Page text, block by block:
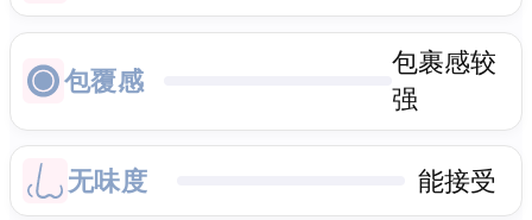
包覆感
包裹感较
强
无味度 能接受